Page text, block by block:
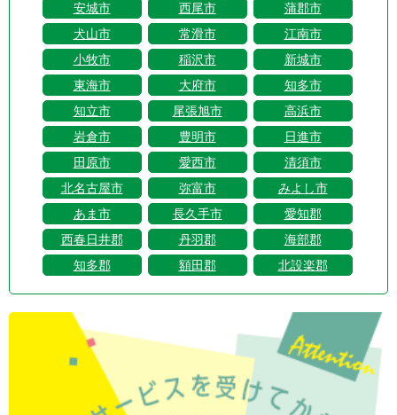
安城市
西尾市
蒲郡市
犬山市
常滑市
江南市
小牧市
稲沢市
新城市
東海市
大府市
知多市
知立市
尾張旭市
高浜市
岩倉市
豊明市
日進市
田原市
愛西市
清須市
北名古屋市
弥富市
みよし市
あま市
長久手市
愛知郡
西春日井郡
丹羽郡
海部郡
知多郡
額田郡 北設楽郡